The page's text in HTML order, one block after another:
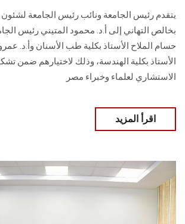
بخالص التهاني إلى أ.د. محمود المتيني رئيس
حسام الملاح الأستاذ بكلية طب الأسنان وأ.د.
الأستاذ بكلية الهندسة، وذلك لاختيارهم ضمن
الاستشاري لعلماء ‏وخبراء مصر
اقرأ المزيد